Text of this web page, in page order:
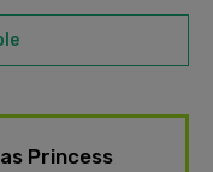
Princess